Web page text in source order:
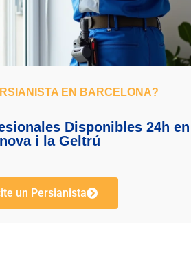
EN BARCELONA?
Disponibles 24h en
i la Geltrú
un Persianista